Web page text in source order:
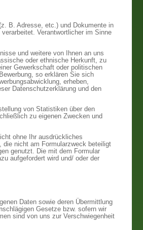
B. Adresse, etc.) und Dokumente in
Verantwortlicher im Sinne
und weitere von Ihnen an uns
oder ethnische Herkunft, zu
Gewerkschaft oder politischen
so erklären Sie sich
erheben,
Datenschutzerklärung und den
von Statistiken über den
zu eigenen Zwecken und
ohne Ihr ausdrückliches
die nicht am Formularzweck beteiligt
genutzt. Die mit dem Formular
aufgefordert wird und/ oder der
Daten sowie deren Übermittlung
Gesetze bzw. sofern wir
sind von uns zur Verschwiegenheit